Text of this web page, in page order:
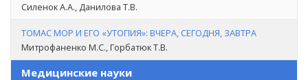
Силенок А.А., Данилова Т.В.
ТОМАС МОР И ЕГО «УТОПИЯ»: ВЧЕРА, СЕГОДНЯ, ЗАВТРА
Митрофаненко М.С., Горбатюк Т.В.
Медицинские науки